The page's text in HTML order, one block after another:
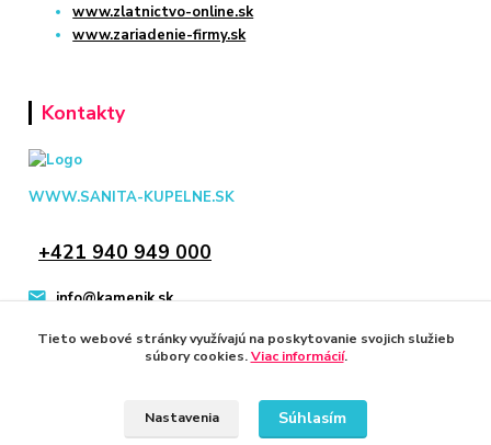
www.zlatnictvo-online.sk
www.zariadenie-firmy.sk
Kontakty
WWW.SANITA-KUPELNE.SK
+421 940 949 000
info@kamenik.sk
Tieto webové stránky využívajú na poskytovanie svojich služieb
súbory cookies.Viac informácií.
Nastavenia Súhlasím